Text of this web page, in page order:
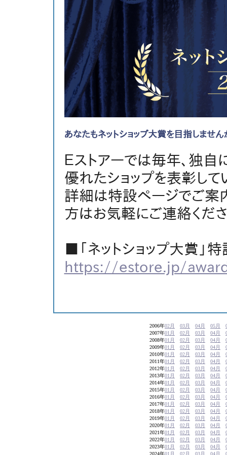
あなたもネットショップ大賞を目指しません
Ｅストアーでは毎年、独自
優れたショップを表彰して
詳細は特設ページでご案
方はお気軽にご連絡くださ
■「ネットショップ大賞」
https://estore.jp/
2006年02月 03月 04月 05月
2007年01月 02月 03月 04月
2008年01月 02月 03月 04月
2009年01月 02月 03月 04月
2010年01月 02月 03月 04月
2011年01月 02月 03月 04月
2012年01月 02月 03月 04月
2013年01月 02月 03月 04月
2014年01月 02月 03月 04月
2015年01月 02月 03月 04月
2016年01月 02月 03月 04月
2017年01月 02月 03月 04月
2018年01月 02月 03月 04月
2019年01月 02月 03月 04月
2020年01月 02月 03月 04月
2021年01月 02月 03月 04月
2022年01月 02月 03月 04月
2023年01月 02月 03月 04月
2024年01月 02月 03月 04月